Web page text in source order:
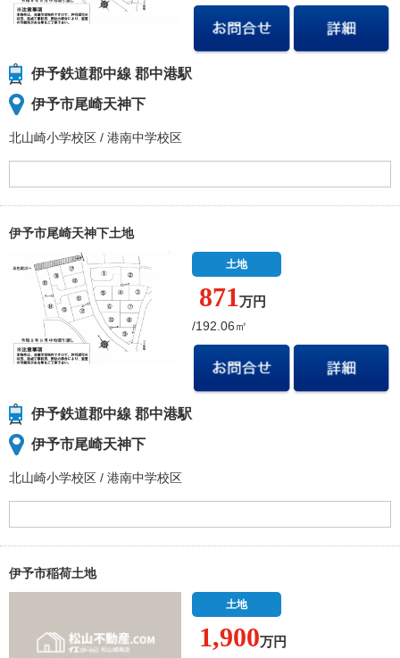
伊予鉄道郡中線 郡中港駅
伊予市尾崎天神下
北山崎小学校区 / 港南中学校区
伊予市尾崎天神下土地
土地
871万円
/192.06㎡
伊予鉄道郡中線 郡中港駅
伊予市尾崎天神下
北山崎小学校区 / 港南中学校区
伊予市稲荷土地
土地
1,900万円